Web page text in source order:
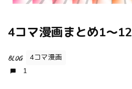
4コマ漫画まとめ1〜12
BLOG
4コマ漫画
1